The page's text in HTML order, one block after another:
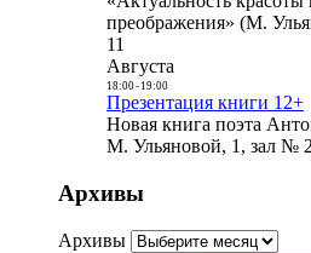
преображения» (М.
11
Августа
18:00- 19:00
Презентация книги 12+
Новая книга поэта
М. Ульяновой, 1, зал №
Архивы
Архивы